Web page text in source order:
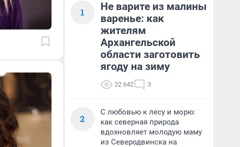
1
Не варите из малины
варенье: как
жителям
Архангельской
области заготовить
ягоду на зиму
22 642 3
2
С любовью к лесу и морю:
как северная природа
вдохновляет молодую маму
из Северодвинска на